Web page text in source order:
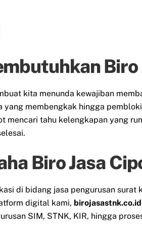
Biro
kita menunda kewajiban
membengkak hingga
mencari tahu kelengkapan yang
Biro Jasa
di bidang jasa pengurusan surat
digital kami, birojasastnk.co.id
SIM, STNK, KIR, hingga